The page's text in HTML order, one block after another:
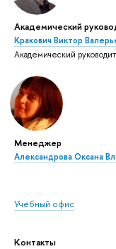
Академический
Кракович Виктор
Академический
Менеджер
Александрова Оксана
Учебный офис
Контакты